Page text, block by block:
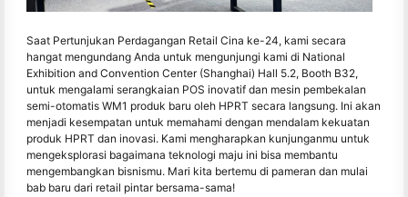
Saat Pertunjukan Perdagangan Retail Cina ke-24, kami secara
hangat mengundang Anda untuk mengunjungi kami di National
Exhibition and Convention Center (Shanghai) Hall 5.2, Booth B32,
untuk mengalami serangkaian POS inovatif dan mesin pembekalan
semi-otomatis WM1 produk baru oleh HPRT secara langsung. Ini akan
menjadi kesempatan untuk memahami dengan mendalam kekuatan
produk HPRT dan inovasi. Kami mengharapkan kunjunganmu untuk
mengeksplorasi bagaimana teknologi maju ini bisa membantu
mengembangkan bisnismu. Mari kita bertemu di pameran dan mulai
bab baru dari retail pintar bersama-sama!